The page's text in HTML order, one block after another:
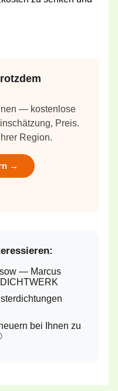
— kostenlose
Preis.
Region.
→
— Marcus
bei Ihnen zu